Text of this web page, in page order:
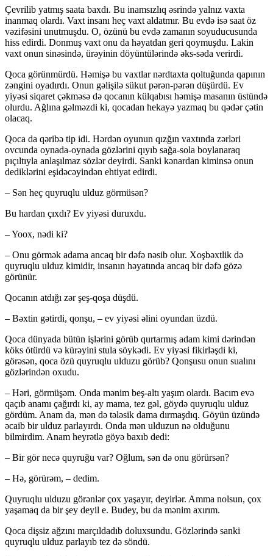
Çevrilib yatmış saata baxdı. Bu inamsızlıq əsrində yalnız vaxta
inanmaq olardı. Vaxt insanı heç vaxt aldatmır. Bu evdə isə saat öz
vəzifəsini unutmuşdu. O, özünü bu evdə zamanın soyuducusunda
hiss edirdi. Donmuş vaxt onu da həyatdan geri qoymuşdu. Lakin
vaxt onun sinəsində, ürəyinin döyüntülərində əks-səda verirdi.
Qoca görünmürdü. Həmişə bu vaxtlar nərdtaxta qoltuğunda qapının
zəngini oyadırdı. Onun gəlişilə sükut pərən-pərən düşürdü. Ev
yiyəsi siqaret çəkməsə də qocanın külqabısı həmişə masanın üstündə
olurdu. Ağlına gəlməzdi ki, qocadan hekayə yazmaq bu qədər çətin
olacaq.
Qoca da qəribə tip idi. Hərdən oyunun qızğın vaxtında zərləri
ovcunda oynada-oynada gözlərini qıyıb sağa-sola boylanaraq
pıçıltıyla anlaşılmaz sözlər deyirdi. Sanki kənardan kiminsə onun
dediklərini eşidəcəyindən ehtiyat edirdi.
– Sən heç quyruqlu ulduz görmüsən?
Bu hardan çıxdı? Ev yiyəsi duruxdu.
– Yoox, nədi ki?
– Onu görmək adama ancaq bir dəfə nəsib olur. Xoşbəxtlik də
quyruqlu ulduz kimidir, insanın həyatında ancaq bir dəfə gözə
görünür.
Qocanın atdığı zər şeş-qoşa düşdü.
– Bəxtin gətirdi, qonşu, – ev yiyəsi əlini oyundan üzdü.
Qoca dünyada bütün işlərini görüb qurtarmış adam kimi dərindən
köks ötürdü və kürəyini stula söykədi. Ev yiyəsi fikirləşdi ki,
görəsən, qoca özü quyruqlu ulduzu görüb? Qonşusu onun sualını
gözlərindən oxudu.
– Həri, görmüşəm. Onda mənim beş-altı yaşım olardı. Bacım evə
qaçıb anamı çağırdı ki, ay mama, tez gəl, göydə quyruqlu ulduz
gördüm. Anam da, mən də tələsik dama dırmaşdıq. Göyün üzündə
əcaib bir ulduz parlayırdı. Onda mən ulduzun nə olduğunu
bilmirdim. Anam heyrətlə göyə baxıb dedi:
– Bir gör necə quyruğu var? Oğlum, sən də onu görürsən?
– Hə, görürəm, – dedim.
Quyruqlu ulduzu görənlər çox yaşayır, deyirlər. Amma nolsun, çox
yaşamaq da bir şey deyil e. Budey, bu da mənim axırım.
Qoca dişsiz ağzını marçıldadıb doluxsundu. Gözlərində sanki
quyruqlu ulduz parlayıb tez də söndü.